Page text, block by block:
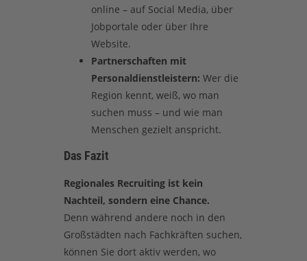
online – auf Social Media, über
Jobportale oder über Ihre
Website.
Partnerschaften mit
Personaldienstleistern: Wer die
Region kennt, weiß, wo man
suchen muss – und wie man
Menschen gezielt anspricht.
Das Fazit
Regionales Recruiting ist kein
Nachteil, sondern eine Chance.
Denn während andere noch in den
Großstädten nach Fachkräften suchen,
können Sie dort aktiv werden, wo